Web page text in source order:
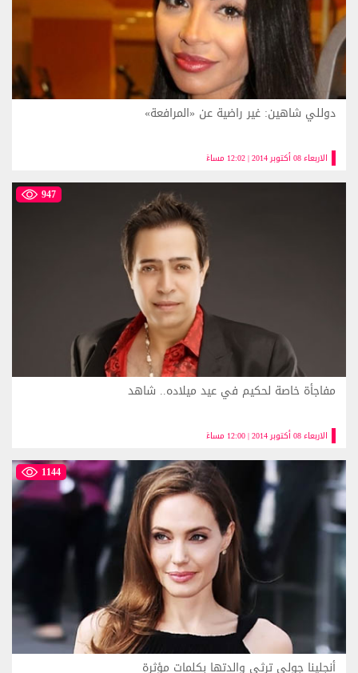
الاربعاء 08 أكتوبر 2014 | 12:02 مساءً
دوللي شاهين: غير راضية عن «المرافعة»
947
الاربعاء 08 أكتوبر 2014 | 12:00 مساءً
مفاجأة خاصة لحكيم في عيد ميلاده.. شاهد
1144
أنجلينا جولي ترثي والدتها بكلمات مؤثرة